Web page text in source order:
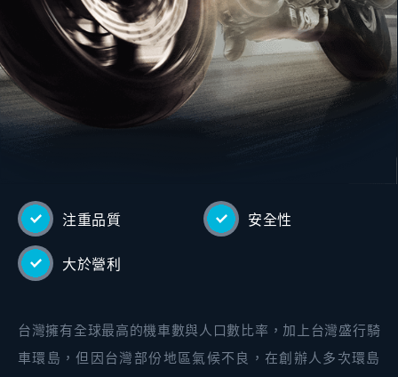
注重品質 安全性
大於營利
台灣擁有全球最高的機車數與人口數比率，加上台灣盛行騎
車環島，但因台灣部份地區氣候不良，在創辦人多次環島